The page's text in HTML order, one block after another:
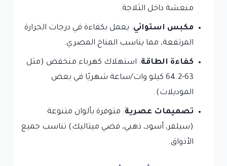
منعشة داخل الثلاجة.
مكبس استوائي: يعمل بكفاءة في درجات الحرارة
المرتفعة، مما يناسب المناخ المصري.
كفاءة الطاقة: استهلاك كهرباء منخفض (مثل
63-64.2 كيلو وات/ساعة شهريًا في بعض
الموديلات).
تصميمات عصرية: متوفرة بألوان متنوعة
(سيلفر، أسود، ذهبي، فضي ميتاليك) تناسب جميع
الأذواق.